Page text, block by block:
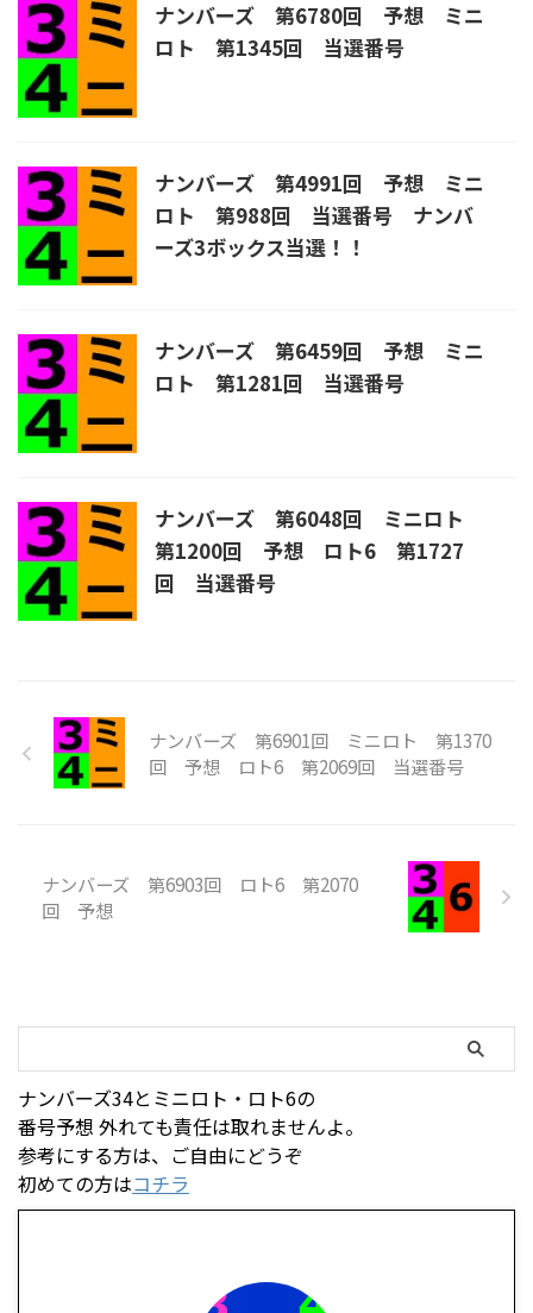
ナンバーズ 第6780回 予想 ミニ
ロト 第1345回 当選番号
ナンバーズ 第4991回 予想 ミニ
ロト 第988回 当選番号 ナンバ
ーズ3ボックス当選！！
ナンバーズ 第6459回 予想 ミニ
ロト 第1281回 当選番号
ナンバーズ 第6048回 ミニロト
第1200回 予想 ロト6 第1727
回 当選番号
ナンバーズ 第6901回 ミニロト 第1370
回 予想 ロト6 第2069回 当選番号
ナンバーズ 第6903回 ロト6 第2070
回 予想
ナンバーズ34とミニロト・ロト6の
番号予想 外れても責任は取れませんよ。
参考にする方は、ご自由にどうぞ
初めての方はコチラ